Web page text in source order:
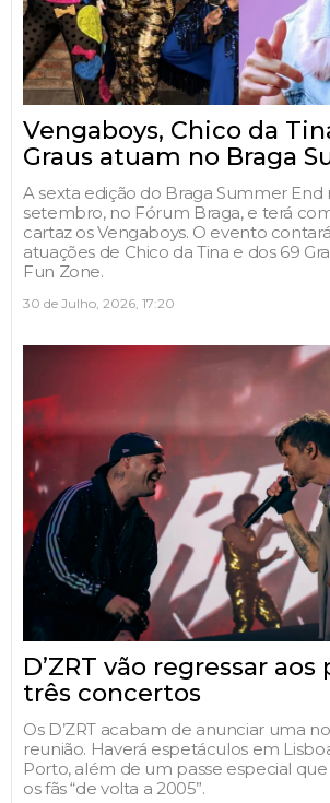
Vengaboys, Chico da
Graus atuam no Braga
A sexta edição do Braga Summer End
setembro, no Fórum Braga, e terá
cartaz os Vengaboys. O evento
atuações de Chico da Tina e dos 69
Fun Zone.
30 de Julho, 2026, 17:20
D’ZRT vão regressar
três concertos
Os D’ZRT acabam de anunciar uma
reunião. Haverá espetáculos em
Porto, além de um passe especial
os fãs “de volta a 2005”.